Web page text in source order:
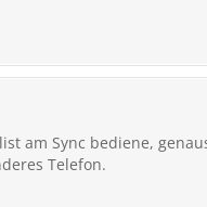
am Sync bediene,
Telefon.